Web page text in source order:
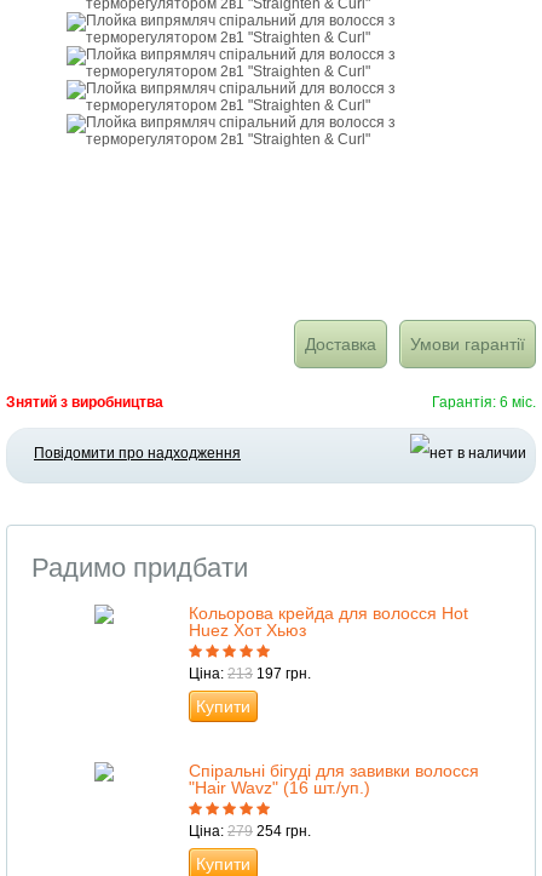
Доставка Умови гарантії
Знятий з виробництва Гарантія: 6 міс.
Повідомити про надходження
Радимо придбати
Кольорова крейда для волосся Hot
Huez Хот Хьюз
Ціна: 213 197 грн.
Купити
Спіральні бігуді для завивки волосся
"Hair Wavz" (16 шт./уп.)
Ціна: 279 254 грн.
Купити